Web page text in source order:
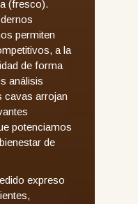
(fresco).
permiten
a la
de forma
análisis
cavas arrojan
potenciamos
de
expreso